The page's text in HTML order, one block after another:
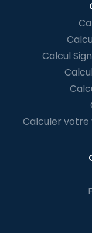
Calcul
Calculer votre